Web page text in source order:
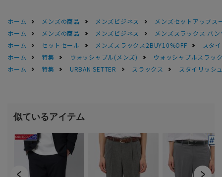
ホーム メンズの商品 メンズビジネス
メンズセットアップス
ホーム
メンズの商品 メンズビジネス
メンズスラックス パン
ホーム
セットセール メンズスラックス2BUY10%OFF
スタ
ホーム
特集 ウォッシャブル(メンズ)
ウォッシャブルスラッ
ホーム
特集 URBAN SETTER スラックス スタイリッシ